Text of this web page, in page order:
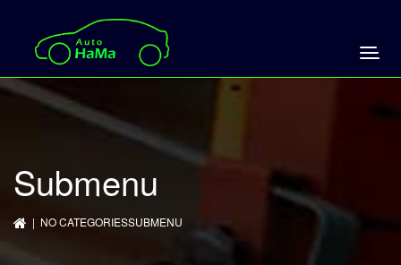
Submenu
| NO CATEGORIESSUBMENU